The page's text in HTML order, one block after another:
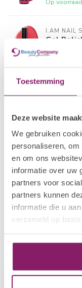
Toestemming
Deze website
We gebruiken
personaliseren,
en om ons
informatie over uw
partners voor
partners kunnen
informatie die u
verzameld op
I.AM NAIL
Gel
Op voorraad
POLKADOTS
Gel
Op voorraad
I.AM
Gel
Pink
Op voorraad